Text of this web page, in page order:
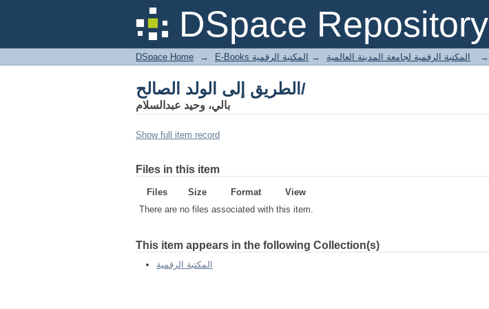
DSpace Repository
DSpace Home → E-Books المكتبة الرقمية لجامعة المدينة العالمية → المكتبة الرقمية →
الطريق إلى الولد الصالح/
بالي، وحيد عبدالسلام
Show full item record
Files in this item
Files Size Format
View
There are no files associated with this item.
This item appears in the following Collection(s)
المكتبة الرقمية